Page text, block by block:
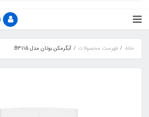
خانه فهرست محصولات آبگرمکن بوتان مدل B3115